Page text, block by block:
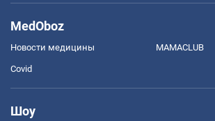
MedOboz
Новости медицины MAMACLUB
Covid
Шоу